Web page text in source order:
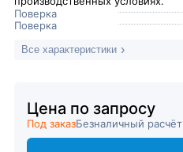
Поверка
Поверка
Все характеристики
Цена по запросу
Под заказБезналичный расчёт